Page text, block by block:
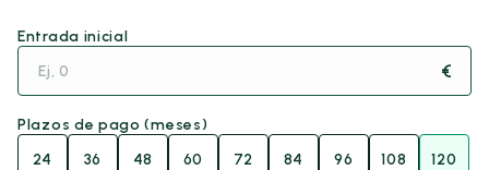
Entrada inicial
€
Plazos de pago (meses)
24
36 48 60 72 84 96 108
120